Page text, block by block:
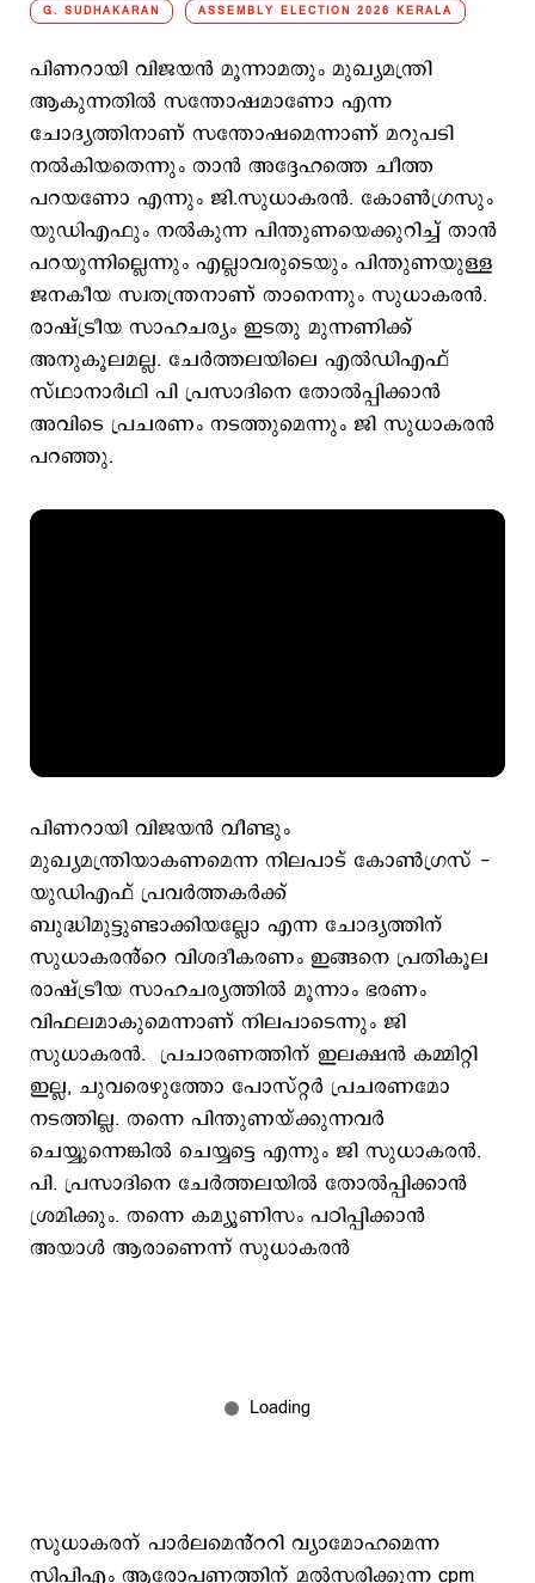
G. SUDHAKARAN ASSEMBLY ELECTION 2026 KERALA
പിണറായി വിജയൻ മൂന്നാമതും മുഖ്യമന്ത്രി
ആകുന്നതിൽ സന്തോഷമാണോ എന്ന
ചോദ്യത്തിനാണ് സന്തോഷമെന്നാണ് മറുപടി
നൽകിയതെന്നും താൻ അദ്ദേഹത്തെ ചീത്ത
പറയണോ എന്നും ജി.സുധാകരൻ. കോൺഗ്രസും
യുഡിഎഫും നൽകുന്ന പിന്തുണയെക്കുറിച്ച് താൻ
പറയുന്നില്ലെന്നും എല്ലാവരുടെയും പിന്തുണയുള്ള
ജനകീയ സ്വതന്ത്രനാണ് താനെന്നും സുധാകരൻ.
രാഷ്ട്രീയ സാഹചര്യം ഇടതു മുന്നണിക്ക്
അനുകൂലമല്ല. ചേർത്തലയിലെ എൽഡിഎഫ്
സ്ഥാനാർഥി പി പ്രസാദിനെ തോൽപ്പിക്കാൻ
അവിടെ പ്രചരണം നടത്തുമെന്നും ജി സുധാകരൻ
പറഞ്ഞു.
പിണറായി വിജയൻ വീണ്ടും
മുഖ്യമന്ത്രിയാകണമെന്ന നിലപാട് കോൺഗ്രസ് -
യുഡിഎഫ് പ്രവർത്തകർക്ക്
ബുദ്ധിമുട്ടുണ്ടാക്കിയല്ലോ എന്ന ചോദ്യത്തിന്
സുധാകരൻ്റെ വിശദീകരണം ഇങ്ങനെ പ്രതികൂല
രാഷ്ട്രീയ സാഹചര്യത്തിൽ മൂന്നാം ഭരണം
വിഫലമാകുമെന്നാണ് നിലപാടെന്നും ജി
സുധാകരൻ. പ്രചാരണത്തിന് ഇലക്ഷൻ കമ്മിറ്റി
ഇല്ല, ചുവരെഴുത്തോ പോസ്റ്റർ പ്രചരണമോ
നടത്തില്ല. തന്നെ പിന്തുണയ്ക്കുന്നവർ
ചെയ്യുന്നെങ്കിൽ ചെയ്യട്ടെ എന്നും ജി സുധാകരൻ.
പി. പ്രസാദിനെ ചേർത്തലയിൽ തോൽപ്പിക്കാൻ
ശ്രമിക്കും. തന്നെ കമ്യൂണിസം പഠിപ്പിക്കാൻ
അയാൾ ആരാണെന്ന് സുധാകരൻ
സുധാകരന് പാർലമെൻ്ററി വ്യാമോഹമെന്ന
സിപിഎം ആരോപണത്തിന് മൽസരിക്കുന്ന cpm